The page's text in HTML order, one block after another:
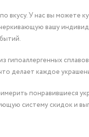
У нас вы можете
вашу
гипоаллергенных
делает каждое
понравившиеся
систему скидок и